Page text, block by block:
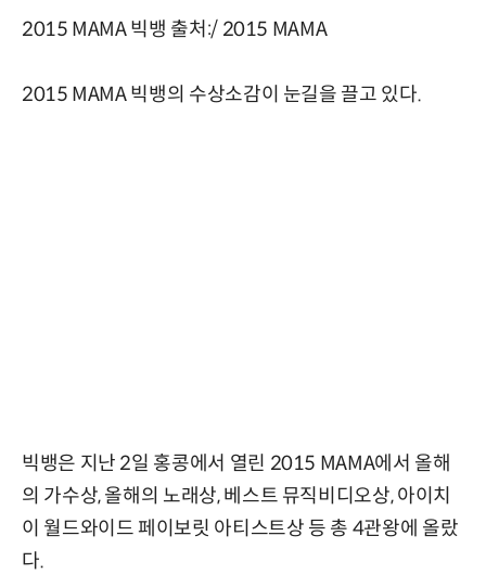
2015 MAMA 빅뱅 출처:/ 2015 MAMA
2015 MAMA 빅뱅의 수상소감이 눈길을 끌고 있다.
빅뱅은 지난 2일 홍콩에서 열린 2015 MAMA에서 올해
의 가수상, 올해의 노래상, 베스트 뮤직비디오상, 아이치
이 월드와이드 페이보릿 아티스트상 등 총 4관왕에 올랐
다.